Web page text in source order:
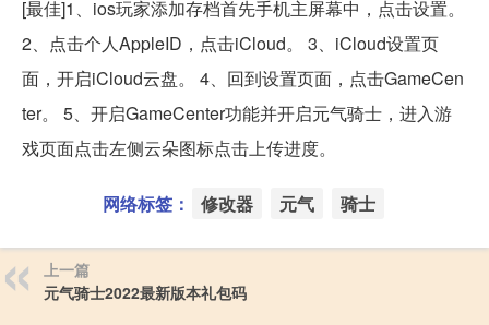
[最佳]1、ios玩家添加存档首先手机主屏幕中，点击设置。
2、点击个人AppleID，点击iCloud。 3、iCloud设置页
面，开启iCloud云盘。 4、回到设置页面，点击GameCen
ter。 5、开启GameCenter功能并开启元气骑士，进入游
戏页面点击左侧云朵图标点击上传进度。
网络标签： 修改器 元气 骑士
上一篇
元气骑士2022最新版本礼包码